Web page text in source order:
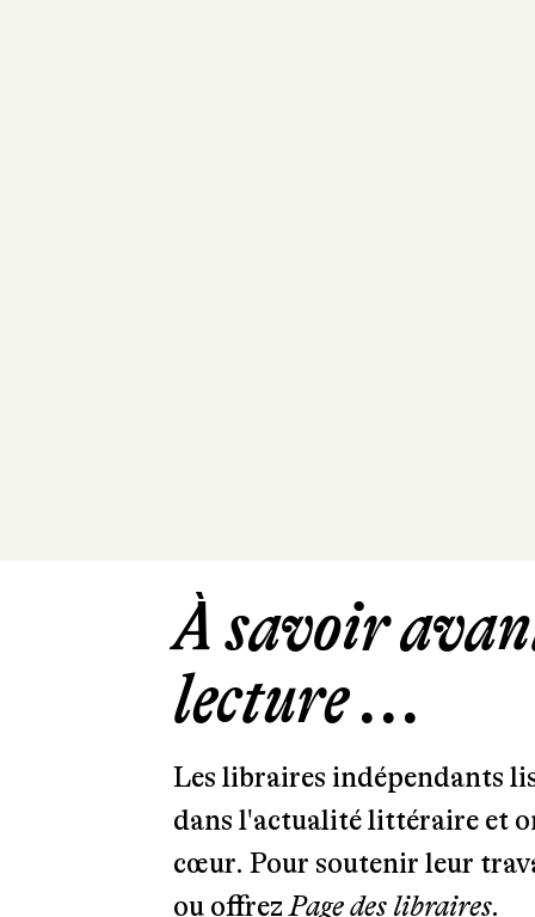
À savoir
lecture ...
Les libraires indépendants
dans l'actualité littéraire et
cœur. Pour soutenir leur
ou offrezPage des libraires.